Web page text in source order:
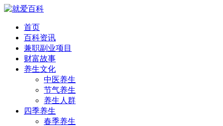
首页
百科资讯
兼职副业项目
财富故事
养生文化
中医养生
节气养生
养生人群
四季养生
春季养生